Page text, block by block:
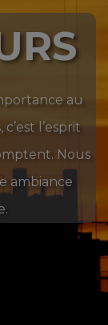
au
l’esprit
Nous
ambiance